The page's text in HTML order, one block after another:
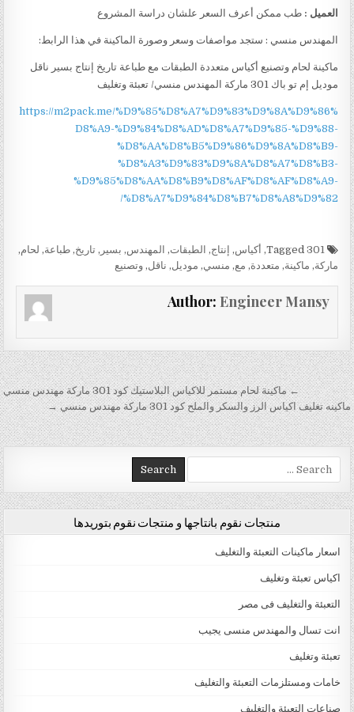
العميل : طب ممكن أعرف السعر علشان دراسة المشروع
المهندس منسي : ستجد مواصفات وسعر وصورة الماكينة في هذا الرابط:
ماكينة لحام وتصنيع أكياس متعددة الطبقات مع طباعة تاريخ إنتاج بسير ناقل
موديل إم تو باك 301 ماركة المهندس منسي/ تعبئة وتغليف
https://m2pack.me/%D9%85%D8%A7%D9%83%D9%8A%D9%86%
D8%A9-%D9%84%D8%AD%D8%A7%D9%85-%D9%88-
%D8%AA%D8%B5%D9%86%D9%8A%D8%B9-
%D8%A3%D9%83%D9%8A%D8%A7%D8%B3-
%D9%85%D8%AA%D8%B9%D8%AF%D8%AF%D8%A9-
%D8%A7%D9%84%D8%B7%D8%A8%D9%82/
Tagged
301
, أكياس, إنتاج, الطبقات, المهندس, بسير ,تاريخ,طباعة, لحام,
ماركة, ماكينة, متعددة, مع, منسي, موديل, ناقل,وتصنيع
Author: Engineer Mansy
تصفّح المقالات
← ماكينة لحام مستمر للاكياس البلاستيك كود 301 ماركة مهندس منسي
ماكينه تغليف اكياس الرز والسكر والملح كود 301 ماركة مهندس منسي →
Search for:
منتجات نقوم بانتاجها و منتجات نقوم بتوريدها
اسعار ماكينات التعبئة والتغليف
اكياس تعبئة وتغليف
التعبئة والتغليف فى مصر
انت تسال والمهندس منسى يجيب
تعبئة وتغليف
خامات ومستلزمات التعبئة والتغليف
صناعات التعبئة والتغليف